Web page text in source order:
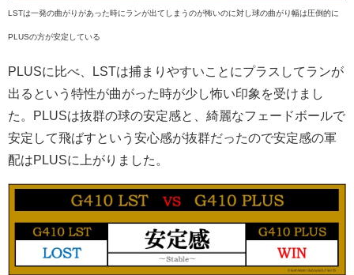
LSTは一発の曲がりがあった時にランが出てしまうのが怖いのに対し球の曲がり幅は圧倒的に
PLUSの方が安定している
PLUSに比べ、LSTは捕まりやすいことにプラスしてランが
出るという特性が曲がった時が少し怖い印象を受けまし
た。PLUSは抜群の球の安定感と、綺麗なフェードボールで
安定して飛ばすという安心感が抜群だったので安定感の軍
配はPLUSに上がりました。